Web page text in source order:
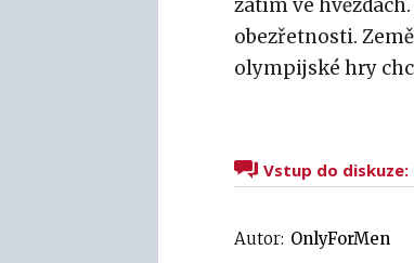
zatím ve
obezřetnosti.
olympijské hry
Vstup do diskuze:
Autor: OnlyForMen